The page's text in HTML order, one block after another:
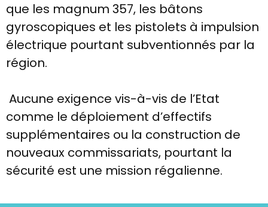
que les magnum 357, les bâtons
gyroscopiques et les pistolets à impulsion
électrique pourtant subventionnés par la
région.
Aucune exigence vis-à-vis de l’Etat
comme le déploiement d’effectifs
supplémentaires ou la construction de
nouveaux commissariats, pourtant la
sécurité est une mission régalienne.